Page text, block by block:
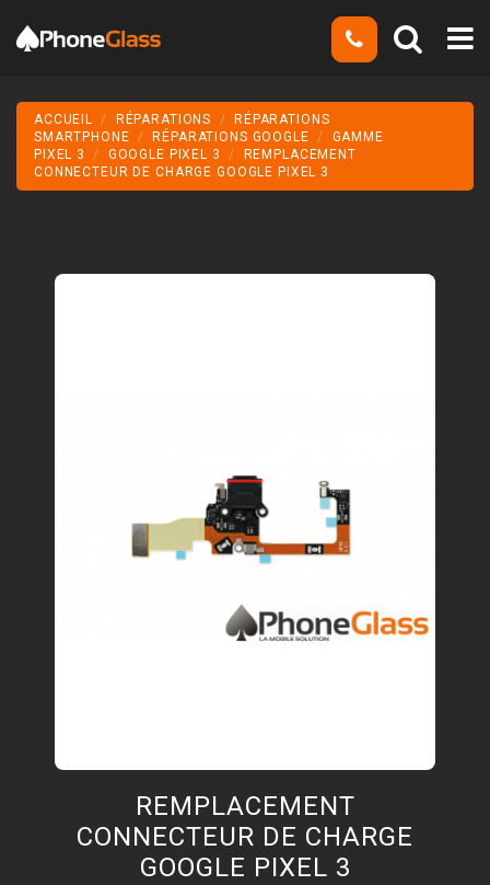
ACCUEIL RÉPARATIONS
RÉPARATIONS
SMARTPHONE
RÉPARATIONS GOOGLE
GAMME
PIXEL 3
GOOGLE PIXEL 3
REMPLACEMENT
CONNECTEUR DE CHARGE GOOGLE PIXEL 3
REMPLACEMENT
CONNECTEUR DE CHARGE
GOOGLE PIXEL 3